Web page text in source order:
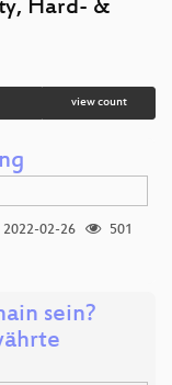
Hard- &
view count
2022-02-26
501
sein?